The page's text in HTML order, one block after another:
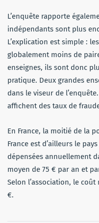
L’enquête rapporte
indépendants sont plus
L’explication est simple :
globalement moins de
enseignes, ils sont donc
pratique. Deux grandes
dans le viseur de
affichent des taux de
En France, la moitié de la
France est d’ailleurs le
dépensées annuellement
moyen de 75 € par an et
Selon l’association, le
€.